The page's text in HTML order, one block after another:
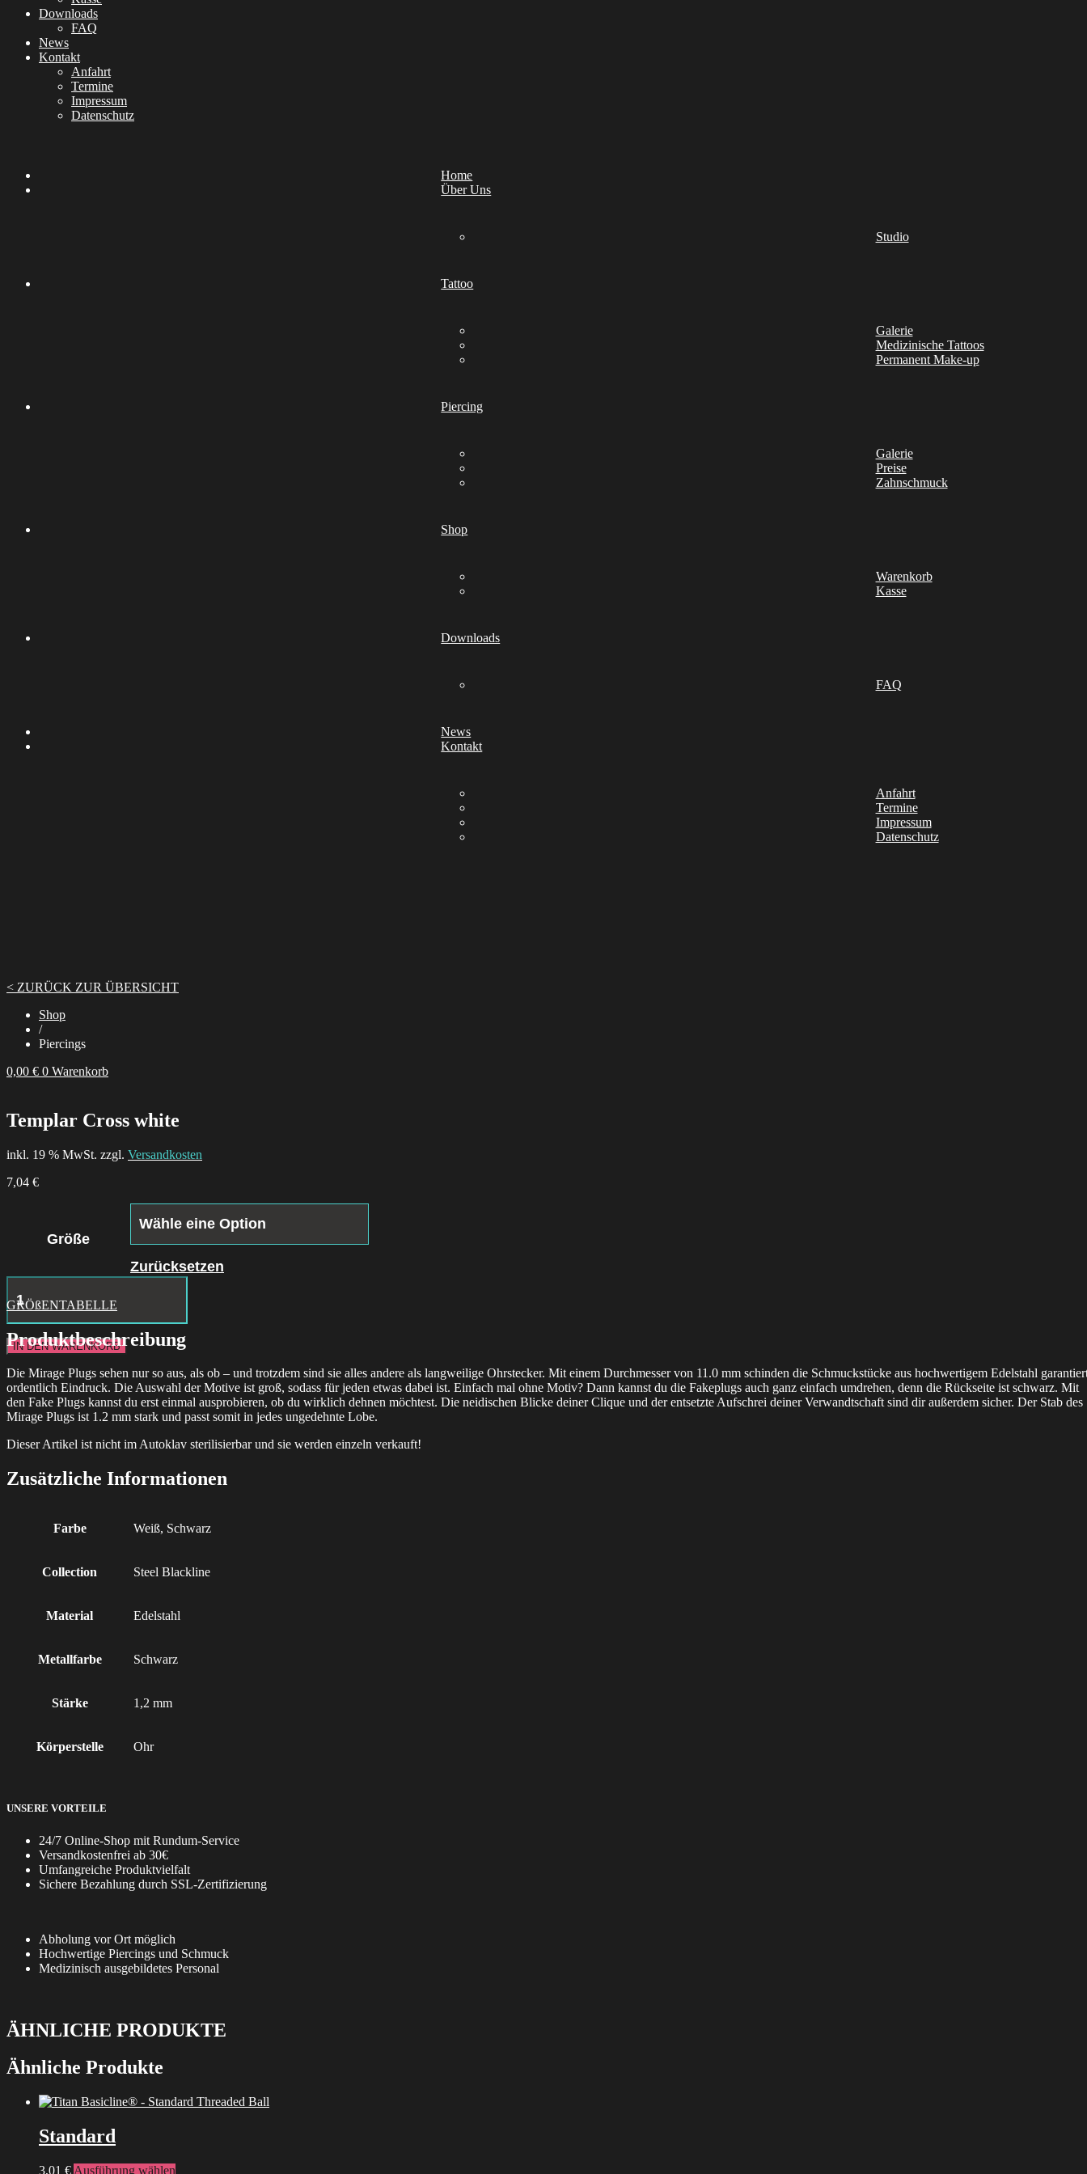
Downloads
FAQ
News
Kontakt
Anfahrt
Termine
Impressum
Datenschutz
Home
Über Uns
Studio
Tattoo
Galerie
Medizinische Tattoos
Permanent Make-up
Piercing
Galerie
Preise
Zahnschmuck
Shop
Warenkorb
Kasse
Downloads
FAQ
News
Kontakt
Anfahrt
Termine
Impressum
Datenschutz
< ZURÜCK ZUR ÜBERSICHT
Shop
/
Piercings
0,00 € 0 Warenkorb
Templar Cross white
inkl. 19 % MwSt. zzgl. Versandkosten
7,04 €
Größe
Zurücksetzen
Icon
Immaculate
Mary
Menge
IN DEN WARENKORB
GRÖßENTABELLE
Produktbeschreibung
Die Mirage Plugs sehen nur so aus, als ob – und trotzdem sind sie alles andere als langweilige Ohrstecker. Mit einem Durchmesser von 11.0 mm schinden die Schmuckstücke aus hochwertigem Edelstahl
ordentlich Eindruck. Die Auswahl der Motive ist groß, sodass für jeden etwas dabei ist. Einfach mal ohne Motiv? Dann kannst du die Fakeplugs auch ganz einfach umdrehen, denn die Rückseite ist schwarz. Mit
den Fake Plugs kannst du erst einmal ausprobieren, ob du wirklich dehnen möchtest. Die neidischen Blicke deiner Clique und der entsetzte Aufschrei deiner Verwandtschaft sind dir außerdem sicher. Der Stab des
Mirage Plugs ist 1.2 mm stark und passt somit in jedes ungedehnte Lobe.
Dieser Artikel ist nicht im Autoklav sterilisierbar und sie werden einzeln verkauft!
Zusätzliche Informationen
Farbe Weiß, Schwarz
Collection Steel Blackline
Material Edelstahl
Metallfarbe Schwarz
Stärke 1,2 mm
Körperstelle Ohr
UNSERE VORTEILE
24/7 Online-Shop mit Rundum-Service
Versandkostenfrei ab 30€
Umfangreiche Produktvielfalt
Sichere Bezahlung durch SSL-Zertifizierung
Abholung vor Ort möglich
Hochwertige Piercings und Schmuck
Medizinisch ausgebildetes Personal
ÄHNLICHE PRODUKTE
Ähnliche Produkte
Standard
3,01 € Ausführung wählen